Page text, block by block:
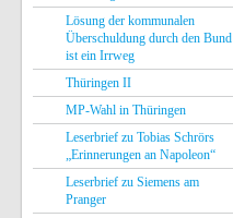
Lösung der kommunalen
Überschuldung durch den Bund
ist ein Irrweg
Thüringen II
MP-Wahl in Thüringen
Leserbrief zu Tobias Schrörs
„Erinnerungen an Napoleon“
Leserbrief zu Siemens am
Pranger